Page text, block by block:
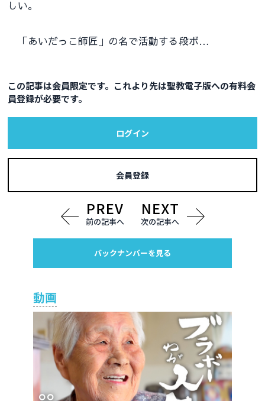
しい。
「あいだっこ師匠」の名で活動する段ボ…
この記事は会員限定です。これより先は聖教電子版への有料会
員登録が必要です。
ログイン
会員登録
前の記事へ 次の記事へ
バックナンバーを見る
動画